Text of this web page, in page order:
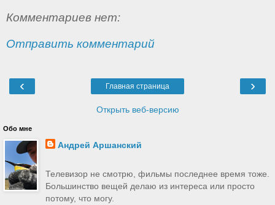
Комментариев нет:
Отправить комментарий
‹ ›
Главная страница
Открыть веб-версию
Обо мне
Андрей Аршанский
Телевизор не смотрю, фильмы последнее время тоже.
Большинство вещей делаю из интереса или просто
потому, что могу.